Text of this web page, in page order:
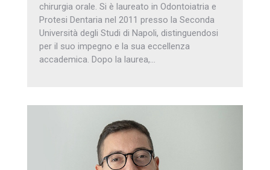
chirurgia orale. Si è laureato in Odontoiatria e
Protesi Dentaria nel 2011 presso la Seconda
Università degli Studi di Napoli, distinguendosi
per il suo impegno e la sua eccellenza
accademica. Dopo la laurea,…